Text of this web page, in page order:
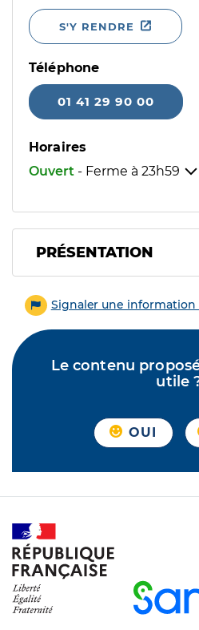
S'Y RENDRE
Téléphone
01 41 29 90 00
Horaires
Ouvert - Ferme à 23h59
PRÉSENTATION
Signaler une
Le contenu
utile
OUI